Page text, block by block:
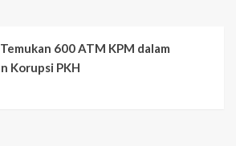
600 ATM KPM dalam
Korupsi PKH